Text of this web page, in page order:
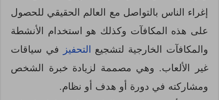
إغراء الناس بالتواصل مع العالم الحقيقي للحصول
على هذه المكافآت وكذلك هو استخدام الأنشطة
والمكافآت الخارجية لتشجيع
التحفيز
في سياقات
غير الألعاب. وهي مصممة لزيادة خبرة الشخص
ومشاركته في دورة أو هدف أو نظام.